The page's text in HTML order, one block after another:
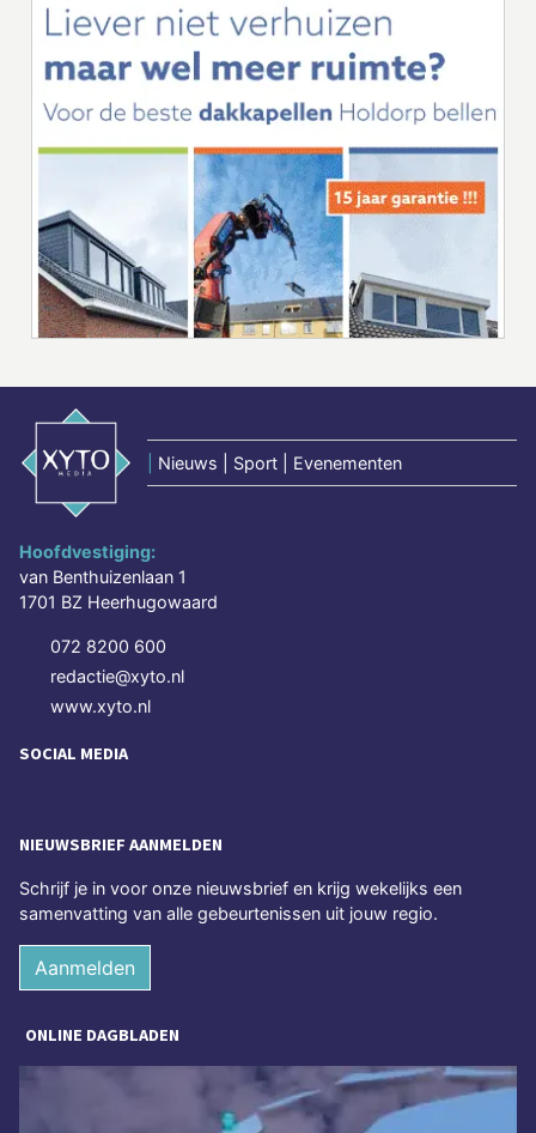
Nieuws | Sport | Evenementen
Hoofdvestiging:
van Benthuizenlaan 1
1701 BZ Heerhugowaard
072 8200 600
redactie@xyto.nl
www.xyto.nl
SOCIAL MEDIA
NIEUWSBRIEF AANMELDEN
Schrijf je in voor onze nieuwsbrief en krijg wekelijks een
samenvatting van alle gebeurtenissen uit jouw regio.
Aanmelden
ONLINE DAGBLADEN